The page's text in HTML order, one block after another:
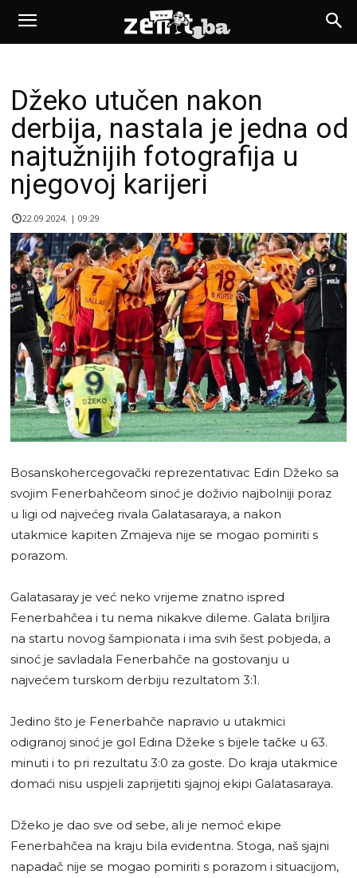
Džeko utučen nakon
derbija, nastala je jedna od
najtužnijih fotografija u
njegovoj karijeri
22.09.2024. | 09:29
Bosanskohercegovački reprezentativac Edin Džeko sa
svojim Fenerbahčeom sinoć je doživio najbolniji poraz
u ligi od najvećeg rivala Galatasaraya, a nakon
utakmice kapiten Zmajeva nije se mogao pomiriti s
porazom.
Galatasaray je već neko vrijeme znatno ispred
Fenerbahčea i tu nema nikakve dileme. Galata briljira
na startu novog šampionata i ima svih šest pobjeda, a
sinoć je savladala Fenerbahče na gostovanju u
najvećem turskom derbiju rezultatom 3:1.
Jedino što je Fenerbahče napravio u utakmici
odigranoj sinoć je gol Edina Džeke s bijele tačke u 63.
minuti i to pri rezultatu 3:0 za goste. Do kraja utakmice
domaći nisu uspjeli zaprijetiti sjajnoj ekipi Galatasaraya.
Džeko je dao sve od sebe, ali je nemoć ekipe
Fenerbahčea na kraju bila evidentna. Stoga, naš sjajni
napadač nije se mogao pomiriti s porazom i situacijom,